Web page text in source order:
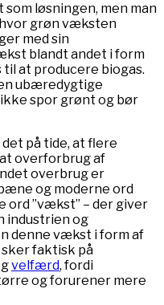
løsningen, men man
grøn væksten
med sin
blandt andet i form
at producere biogas.
ubæredygtige
spor grønt og bør
på tide, at flere
overforbrug af
overbrug er
og moderne ord
”vækst” – der giver
industrien og
denne vækst i form af
faktisk på
velfærd, fordi
og forurener mere